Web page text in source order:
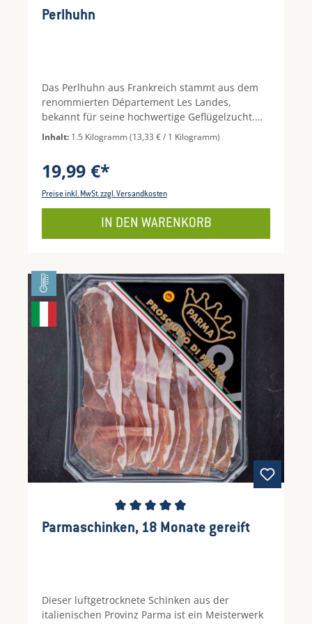
Perlhuhn
Das Perlhuhn aus Frankreich stammt aus dem
renommierten Département Les Landes,
bekannt für seine hochwertige Geflügelzucht.
Mindestens 81 Tage aufgezogen und
ausschließlich mit pflanzlichem Futter gefüttert,
hellem Fleisch und intensivem Aroma. Ideal zum
Braten, Schmoren oder Garen – für Genießer
Geschmack verlangen. Hinweis: Vor Verzehr
Inhalt: 1.5 Kilogramm(13,33 € / 1 Kilogramm)
19,99 €*
Preise inkl. MwSt. zzgl. Versandkosten
IN DEN WARENKORB
Durchschnittliche Bewertung von 4.71 von 5
Parmaschinken, 18 Monate gereift
Dieser luftgetrocknete Schinken aus der
italienischen Provinz Parma ist ein Meisterwerk